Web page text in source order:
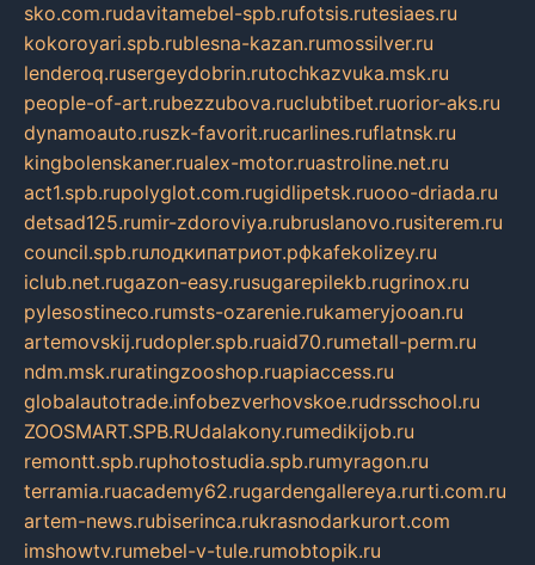
sko.com.rudavitamebel-spb.rufotsis.rutesiaes.ru
kokoroyari.spb.rublesna-kazan.rumossilver.ru
lenderoq.rusergeydobrin.rutochkazvuka.msk.ru
people-of-art.rubezzubova.ruclubtibet.ruorior-aks.ru
dynamoauto.ruszk-favorit.rucarlines.ruflatnsk.ru
kingbolenskaner.rualex-motor.ruastroline.net.ru
act1.spb.rupolyglot.com.rugidlipetsk.ruooo-driada.ru
detsad125.rumir-zdoroviya.rubruslanovo.rusiterem.ru
council.spb.ruлодкипатриот.рфkafekolizey.ru
iclub.net.rugazon-easy.rusugarepilekb.rugrinox.ru
pylesostineco.rumsts-ozarenie.rukameryjooan.ru
artemovskij.rudopler.spb.ruaid70.rumetall-perm.ru
ndm.msk.ruratingzooshop.ruapiaccess.ru
globalautotrade.infobezverhovskoe.rudrsschool.ru
ZOOSMART.SPB.RUdalakony.rumedikijob.ru
remontt.spb.ruphotostudia.spb.rumyragon.ru
terramia.ruacademy62.rugardengallereya.rurti.com.ru
artem-news.rubiserinca.rukrasnodarkurort.com
imshowtv.rumebel-v-tule.rumobtopik.ru